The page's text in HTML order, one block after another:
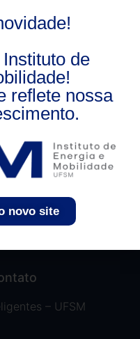
acrescidas 30 mil
consumidoras, em
– UFSM
de
reflete nossa
novo site